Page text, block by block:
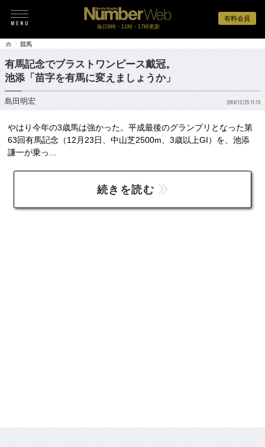
有料会員
毎日6時・11時・17時更新
競馬
有馬記念でブラストワンピース戴冠。
池添「苗字を有馬に変えましょうか」
島田明宏 2018/12/25 11:15
やはり今年の3歳馬は強かった。平成最後のグランプリとなった第
63回有馬記念（12月23日、中山芝2500m、3歳以上GI）を、池添
謙一が乗っ...
続きを読む